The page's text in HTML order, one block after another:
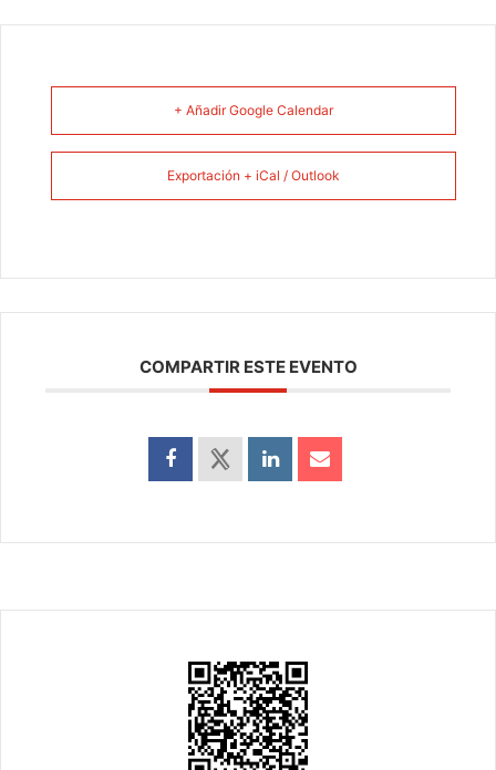
+ Añadir Google Calendar
Exportación + iCal / Outlook
COMPARTIR ESTE EVENTO